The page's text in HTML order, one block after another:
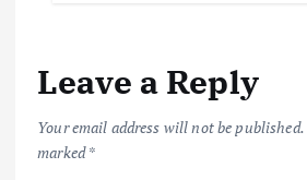
o
k
p
p k
Leave a Reply
Your email address will not be published.
marked*